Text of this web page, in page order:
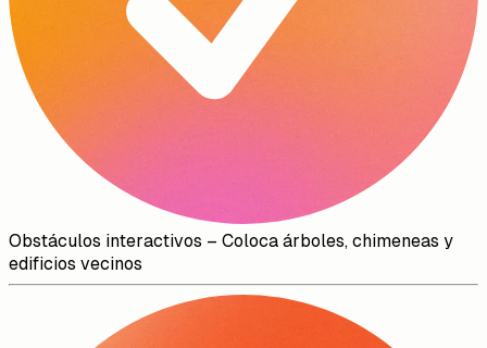
Obstáculos interactivos – Coloca árboles, chimeneas y
edificios vecinos